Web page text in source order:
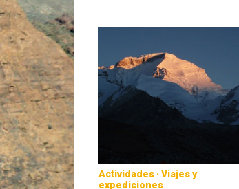
Actividades · Viajes y
expediciones